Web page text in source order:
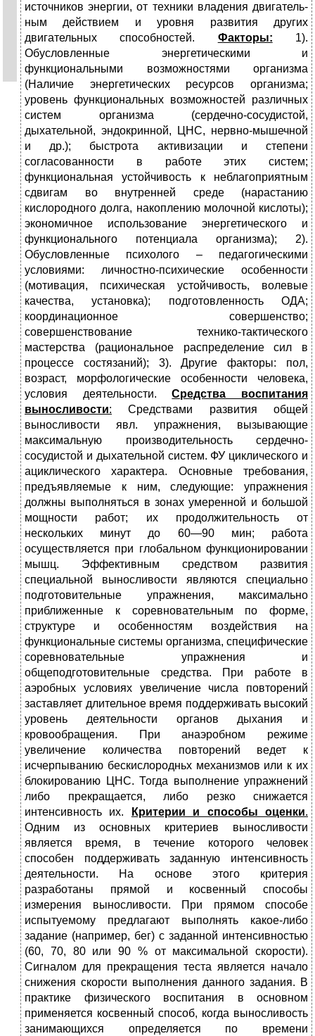
источников энергии, от техники владения двигатель­
ным действием и уровня развития других
двигательных способ­ностей. Факторы: 1).
Обусловленные энергетическими и
функциональными возможностями организма
(Наличие энергетических ресурсов организма;
уровень функциональных возможностей различных
систем орга­низма (сердечно-сосудистой,
дыхательной, эндокринной, ЦНС, нервно-мышечной
и др.); быстрота активизации и степени
согласованности в работе этих систем;
функциональная устойчивость к неблагоприятным
сдвигам во внутренней среде (нарастанию
кислородного долга, накоплению молочной кислоты);
экономичное использование энергетического и
функционального потенциала организма); 2).
Обусловленные психолого – педагогическими
условиями: личностно-психические особенности
(мотивация, психическая устойчивость, волевые
качества, установка); подготовленность ОДА;
координационное совершенство;
совершенствование технико-тактического
мастерства (рацио­нальное распределение сил в
процессе состязаний); 3). Другие факторы: пол,
возраст, морфологические особенности человека,
условия деятельности.Средства воспитания
выносливости: Средствами развития общей
выносливости явл. упражнения, вызывающие
максимальную производительность сердечно-
сосудистой и дыхательной систем. ФУ циклического и
ацик­лического характера. Основные требования,
предъявляемые к ним, следующие: упражнения
должны выполняться в зонах умеренной и большой
мощности работ; их продолжительность от
нескольких минут до 60—90 мин; работа
осуществляется при глобальном фун­кционировании
мышц. Эффективным средством развития
специальной выносливости являются спе­циально
подготовительные упражнения, максимально
приближен­ные к соревновательным по форме,
структуре и особенностям воздействия на
функциональные системы организма, специфи­ческие
соревновательные упражнения и
общеподготовительные средства. При работе в
аэробных условиях увеличение числа повторений
заставляет длительное время поддерживать вы­сокий
уровень деятельности органов дыхания и
кровообращения. При анаэробном режиме
увеличение количества повторений ве­дет к
исчерпыванию бескислородньх механизмов или к их
блоки­рованию ЦНС. Тогда выполнение упражнений
либо прекращает­ся, либо резко снижается
интенсивность их.
Критерии и способы оценки.
Одним из основных критериев выносливости
является время, в течение которого человек
способен поддерживать заданную интенсивность
деятельности. На основе этого критерия
разработаны прямой и косвенный способы
измерения выносливости. При прямом способе
испытуемому предлагают выполнять какое-либо
задание (например, бег) с заданной интенсивностью
(60, 70, 80 или 90 % от максимальной скорости).
Сигналом для прекращения теста яв­ляется начало
снижения скорости выполнения данного задания. В
практике физического воспитания в основном
применяется кос­венный способ, когда выносливость
занимающихся определяется по времени